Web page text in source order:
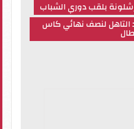
بلقب دوري الشباب
التاهل لنصف نهائي كاس